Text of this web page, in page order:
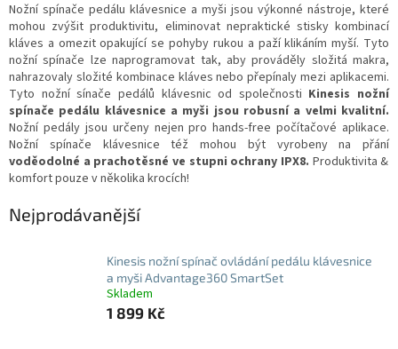
Nožní spínače pedálu klávesnice a myši jsou výkonné nástroje, které
mohou zvýšit produktivitu, eliminovat nepraktické stisky kombinací
kláves a omezit opakující se pohyby rukou a pažíklikáním myší. Tyto
nožní spínače lze naprogramovat tak, aby prováděly složitá makra,
nahrazovaly složité kombinace kláves nebo přepínaly mezi aplikacemi.
Tyto nožní sínače pedálů klávesnic od společnosti Kinesis nožní
spínače pedálu klávesnice a myši jsou robusní a velmi kvalitní.
Nožní pedály jsou určeny nejen pro hands-free počítačové aplikace.
Nožní spínače klávesnice též mohou být vyrobeny na přání
voděodolné a prachotěsné ve stupni ochrany IPX8. Produktivita &
komfort pouze v několika krocích!
Nejprodávanější
Kinesis nožní spínač ovládání pedálu klávesnice
a myši Advantage360 SmartSet
Skladem
1 899 Kč